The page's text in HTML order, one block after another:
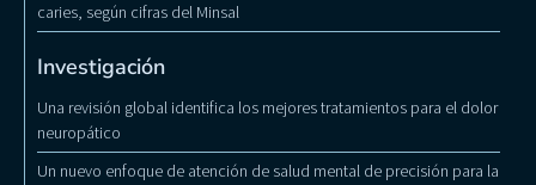
caries, según cifras del Minsal
Investigación
Una revisión global identifica los mejores tratamientos para el dolor
neuropático
Un nuevo enfoque de atención de salud mental de precisión para la